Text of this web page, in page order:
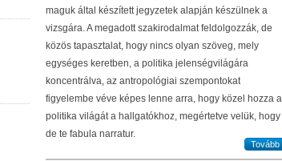
maguk által készített jegyzetek alapján készülnek a
vizsgára. A megadott szakirodalmat feldolgozzák, de
közös tapasztalat, hogy nincs olyan szöveg, mely
egységes keretben, a politika jelenségvilágára
koncentrálva, az antropológiai szempontokat
figyelembe véve képes lenne arra, hogy közel hozza a
politika világát a hallgatókhoz, megértetve velük, hogy
de te fabula narratur.
Tovább